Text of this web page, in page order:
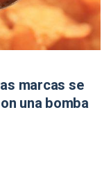
marcas se
una bomba